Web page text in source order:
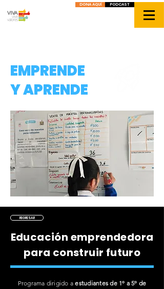
PODCAST
DONA AQUÍ
EMPRENDE
Y APRENDE
REGRESAR
Educación emprendedora
para construir futuro
Programa dirigido aestudiantes de 1º a 5º de